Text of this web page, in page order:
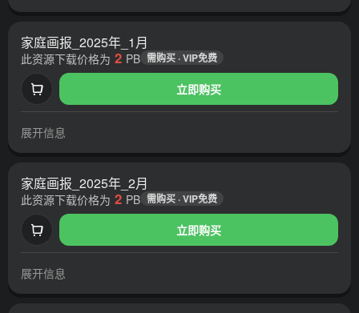
家庭画报_2025年_1月
立即购买
此资源下载价格为 2 PB 需购买 · VIP免费
展开信息
家庭画报_2025年_2月
立即购买
此资源下载价格为 2 PB 需购买 · VIP免费
展开信息